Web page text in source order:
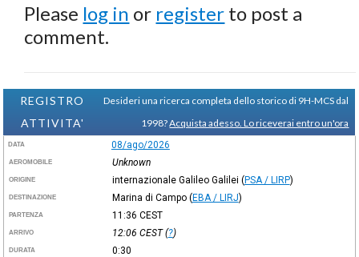
Please log in or register to post a
comment.
REGISTRO
ATTIVITA'
Desideri una ricerca completa dello storico di 9H-MCS dal
1998?Acquista adesso. Lo riceverai entro un'ora
DATA 08/ago/2026
AEROMOBILE Unknown
ORIGINE internazionale Galileo Galilei (PSA / LIRP)
DESTINAZIONE Marina di Campo (EBA / LIRJ)
PARTENZA 11:36 CEST
ARRIVO 12:06 CEST(?)
DURATA 0:30